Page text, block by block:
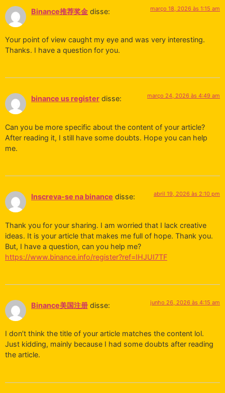
Binance推荐奖金 disse: março 18, 2026 às 1:15 am
Your point of view caught my eye and was very interesting.
Thanks. I have a question for you.
binance us register disse: março 24, 2026 às 4:49 am
Can you be more specific about the content of your article?
After reading it, I still have some doubts. Hope you can help
me.
Inscreva-se na binance disse: abril 19, 2026 às 2:10 pm
Thank you for your sharing. I am worried that I lack creative
ideas. It is your article that makes me full of hope. Thank you.
But, I have a question, can you help me?
https://www.binance.info/register?ref=IHJUI7TF
Binance美国注册 disse: junho 26, 2026 às 4:15 am
I don’t think the title of your article matches the content lol.
Just kidding, mainly because I had some doubts after reading
the article.